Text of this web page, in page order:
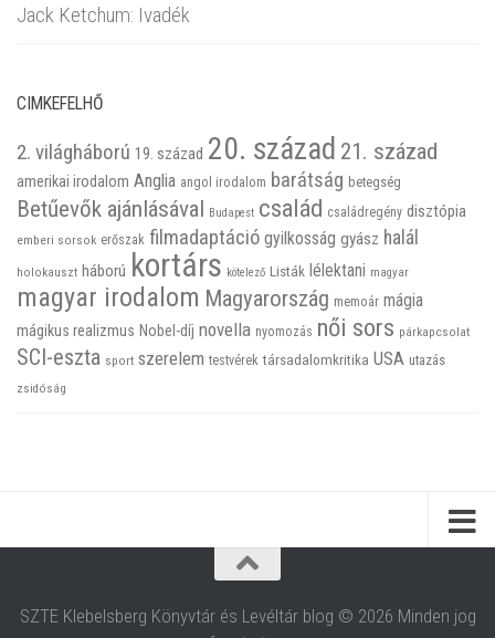
Jack Ketchum: Ivadék
CIMKEFELHŐ
2. világháború 19. század 20. század 21. század
amerikai irodalom Anglia angol irodalom barátság betegség
Betűevők ajánlásával Budapest család családregény disztópia
emberi sorsok erőszak filmadaptáció gyilkosság gyász halál
holokauszt háború kortárs kötelező Listák lélektani magyar
magyar irodalom Magyarország memoár mágia
mágikus realizmus Nobel-díj novella nyomozás női sors párkapcsolat
SCI-eszta sport szerelem testvérek társadalomkritika USA utazás
zsidóság
SZTE Klebelsberg Könyvtár és Levéltár blog © 2026 Minden jog